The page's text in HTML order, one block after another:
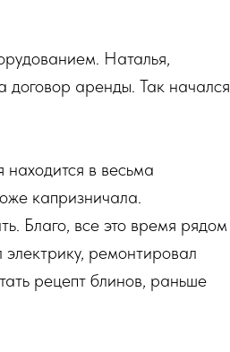
Наталья,
договор аренды. Так начался
в весьма
капризничала.
Благо, все это время рядом
ремонтировал
рецепт блинов, раньше